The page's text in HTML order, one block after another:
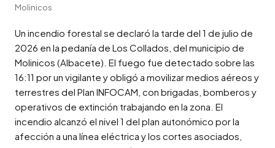
Molinicos
Un incendio forestal se declaró la tarde del 1 de julio de
2026 en la pedanía de Los Collados, del municipio de
Molinicos (Albacete). El fuego fue detectado sobre las
16:11 por un vigilante y obligó a movilizar medios aéreos y
terrestres del Plan INFOCAM, con brigadas, bomberos y
operativos de extinción trabajando en la zona. El
incendio alcanzó el nivel 1 del plan autonómico por la
afección a una línea eléctrica y los cortes asociados,